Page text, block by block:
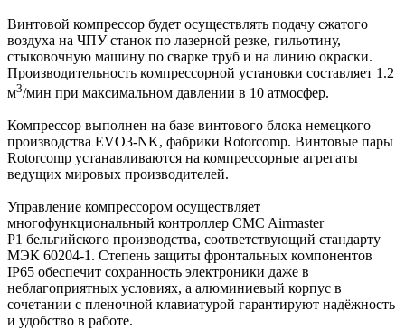
Винтовой компрессор будет осуществлять подачу сжатого
воздуха на ЧПУ станок по лазерной резке, гильотину,
стыковочную машину по сварке труб и на линию окраски.
Производительность компрессорной установки составляет 1.2
м3/мин при максимальном давлении в 10 атмосфер.
Компрессор выполнен на базе винтового блока немецкого
производства EVO3-NK, фабрики Rotorcomp. Винтовые пары
Rotorcomp устанавливаются на компрессорные агрегаты
ведущих мировых производителей.
Управление компрессором осуществляет
многофункциональный контроллер CMC Airmaster
P1 бельгийского производства, соответствующий стандарту
МЭК 60204-1. Степень защиты фронтальных компонентов
IP65 обеспечит сохранность электроники даже в
неблагоприятных условиях, а алюминиевый корпус в
сочетании с пленочной клавиатурой гарантируют надёжность
и удобство в работе.